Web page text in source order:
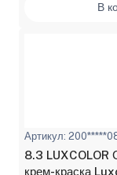
В
Артикул:
8.3 LUXCOLOR
крем-краска